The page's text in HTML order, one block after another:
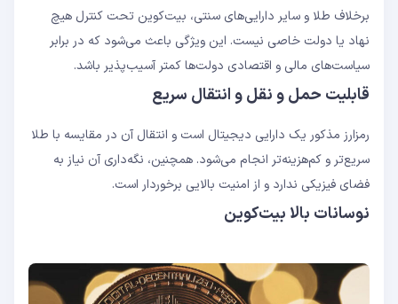
برخلاف طلا و سایر دارایی‌های سنتی، بیت‌کوین تحت کنترل هیچ
نهاد یا دولت خاصی نیست. این ویژگی باعث می‌شود که در برابر
سیاست‌های مالی و اقتصادی دولت‌ها کمتر آسیب‌پذیر باشد.
قابلیت حمل و نقل و انتقال سریع
رمزارز مذکور یک دارایی دیجیتال است و انتقال آن در مقایسه با طلا
سریع‌تر و کم‌هزینه‌تر انجام می‌شود. همچنین، نگه‌داری آن نیاز به
فضای فیزیکی ندارد و از امنیت بالایی برخوردار است.
نوسانات بالا بیت‌کوین